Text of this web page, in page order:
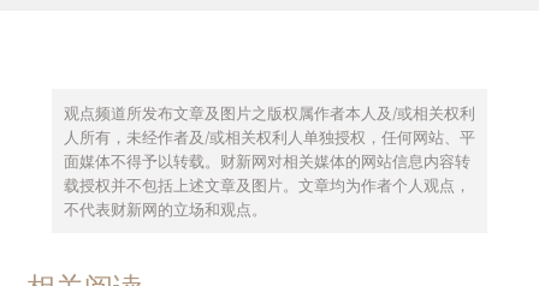
观点频道所发布文章及图片之版权属作者本人及/或相关权利
人所有，未经作者及/或相关权利人单独授权，任何网站、平
面媒体不得予以转载。财新网对相关媒体的网站信息内容转
载授权并不包括上述文章及图片。文章均为作者个人观点，
不代表财新网的立场和观点。